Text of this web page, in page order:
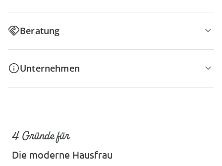
Beratung
Unternehmen
4 Gründe für
Die moderne Hausfrau